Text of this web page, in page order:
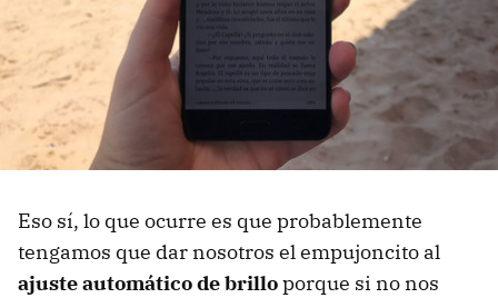
Eso sí, lo que ocurre es que probablemente
tengamos que dar nosotros el empujoncito al
ajuste automático de brilloporque si no nos